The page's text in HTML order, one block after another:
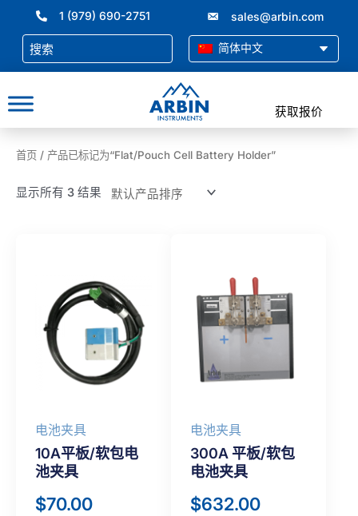
1 (979) 690-2751 sales@arbin.com
简体中文
获取报价
首页 / 产品已标记为“Flat/Pouch Cell Battery Holder”
显示所有 3 结果
电池夹具
10A平板/软包电
池夹具
$70.00
电池夹具
300A 平板/软包
电池夹具
$632.00